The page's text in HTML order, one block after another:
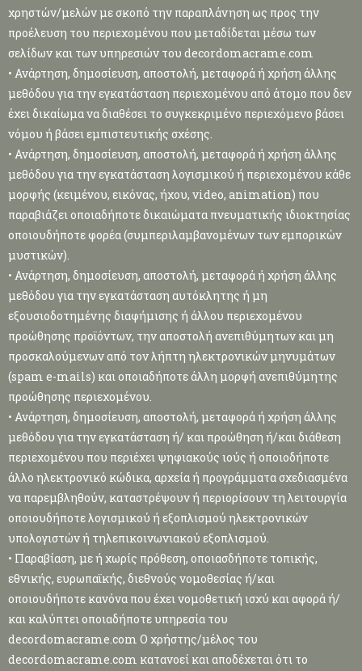
χρηστών/μελών με σκοπό την παραπλάνηση ως προς την
προέλευση του περιεχομένου που μεταδίδεται μέσω των
σελίδων και των υπηρεσιών του decordomacrame.com
• Ανάρτηση, δημοσίευση, αποστολή, μεταφορά ή χρήση άλλης
μεθόδου για την εγκατάσταση περιεχομένου από άτομο που δεν
έχει δικαίωμα να διαθέσει το συγκεκριμένο περιεχόμενο βάσει
νόμου ή βάσει εμπιστευτικής σχέσης.
• Ανάρτηση, δημοσίευση, αποστολή, μεταφορά ή χρήση άλλης
μεθόδου για την εγκατάσταση λογισμικού ή περιεχομένου κάθε
μορφής (κειμένου, εικόνας, ήχου, video, animation) που
παραβιάζει οποιαδήποτε δικαιώματα πνευματικής ιδιοκτησίας
οποιουδήποτε φορέα (συμπεριλαμβανομένων των εμπορικών
μυστικών).
• Ανάρτηση, δημοσίευση, αποστολή, μεταφορά ή χρήση άλλης
μεθόδου για την εγκατάσταση αυτόκλητης ή μη
εξουσιοδοτημένης διαφήμισης ή άλλου περιεχομένου
προώθησης προϊόντων, την αποστολή ανεπιθύμητων και μη
προσκαλούμενων από τον λήπτη ηλεκτρονικών μηνυμάτων
(spam e-mails) και οποιαδήποτε άλλη μορφή ανεπιθύμητης
προώθησης περιεχομένου.
• Ανάρτηση, δημοσίευση, αποστολή, μεταφορά ή χρήση άλλης
μεθόδου για την εγκατάσταση ή/ και προώθηση ή/και διάθεση
περιεχομένου που περιέχει ψηφιακούς ιούς ή οποιοδήποτε
άλλο ηλεκτρονικό κώδικα, αρχεία ή προγράμματα σχεδιασμένα
να παρεμβληθούν, καταστρέψουν ή περιορίσουν τη λειτουργία
οποιουδήποτε λογισμικού ή εξοπλισμού ηλεκτρονικών
υπολογιστών ή τηλεπικοινωνιακού εξοπλισμού.
• Παραβίαση, με ή χωρίς πρόθεση, οποιασδήποτε τοπικής,
εθνικής, ευρωπαϊκής, διεθνούς νομοθεσίας ή/και
οποιουδήποτε κανόνα που έχει νομοθετική ισχύ και αφορά ή/
και καλύπτει οποιαδήποτε υπηρεσία του
decordomacrame.com Ο χρήστης/μέλος του
decordomacrame.com κατανοεί και αποδέχεται ότι το